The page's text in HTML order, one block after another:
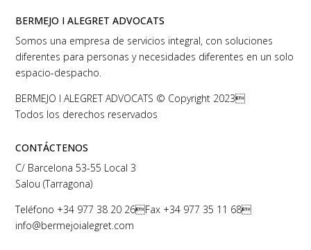
BERMEJO I ALEGRET ADVOCATS
Somos una empresa de servicios integral, con soluciones
diferentes para personas y necesidades diferentes en un solo
espacio-despacho.
BERMEJO I ALEGRET ADVOCATS © Copyright 2023
Todos los derechos reservados
CONTÁCTENOS
C/ Barcelona 53-55 Local 3
Salou (Tarragona)
Teléfono +34 977 38 20 26Fax +34 977 35 11 68
info@bermejoialegret.com